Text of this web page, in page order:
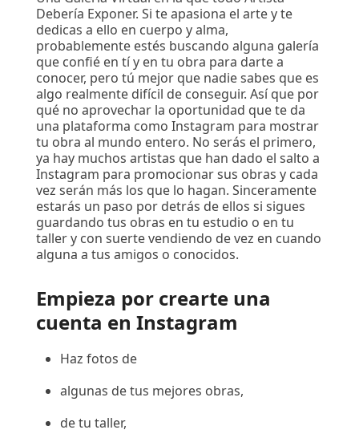
Debería Exponer. Si te apasiona el arte y te
dedicas a ello en cuerpo y alma,
probablemente estés buscando alguna galería
que confié en tí y en tu obra para darte a
conocer, pero tú mejor que nadie sabes que es
algo realmente difícil de conseguir. Así que por
qué no aprovechar la oportunidad que te da
una plataforma como Instagram para mostrar
tu obra al mundo entero. No serás el primero,
ya hay muchos artistas que han dado el salto a
Instagram para promocionar sus obras y cada
vez serán más los que lo hagan. Sinceramente
estarás un paso por detrás de ellos si sigues
guardando tus obras en tu estudio o en tu
taller y con suerte vendiendo de vez en cuando
alguna a tus amigos o conocidos.
Empieza por crearte una
cuenta en Instagram
Haz fotos de
algunas de tus mejores obras,
de tu taller,